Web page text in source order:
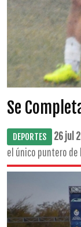
Se
DEPORTES 26 jul
el único puntero de